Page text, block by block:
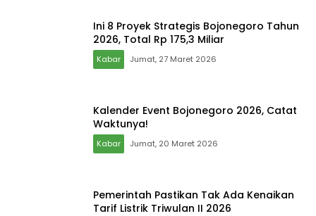
Ini 8 Proyek Strategis Bojonegoro Tahun
2026, Total Rp 175,3 Miliar
Kabar Jumat, 27 Maret 2026
Kalender Event Bojonegoro 2026, Catat
Waktunya!
Kabar Jumat, 20 Maret 2026
Pemerintah Pastikan Tak Ada Kenaikan
Tarif Listrik Triwulan II 2026